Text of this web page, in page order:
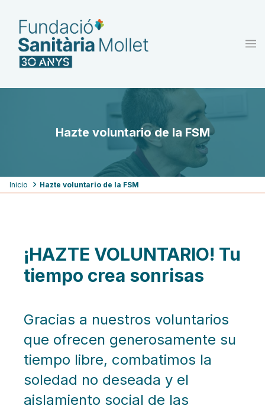
contenido
principal
Hazte voluntario de la FSM
Ruta
Inicio Hazte voluntario de la FSM
¡HAZTE VOLUNTARIO! Tu
tiempo crea sonrisas
Gracias a nuestros voluntarios
que ofrecen generosamente su
tiempo libre, combatimos la
soledad no deseada y el
aislamiento social de las